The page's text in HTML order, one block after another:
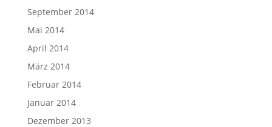
September 2014
Mai 2014
April 2014
März 2014
Februar 2014
Januar 2014
Dezember 2013